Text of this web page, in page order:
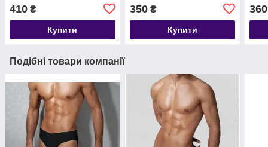
410 ₴
Купити
350₴
Купити
360
Подібні товари компанії